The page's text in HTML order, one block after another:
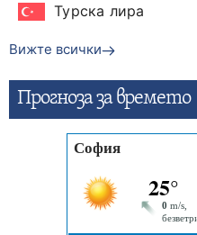
Турска лира
Вижте всички
Прогнозa за времето